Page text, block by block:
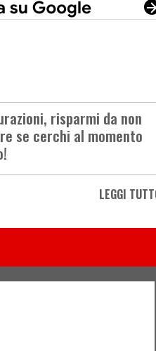
risparmi da non
se cerchi al momento
LEGGI